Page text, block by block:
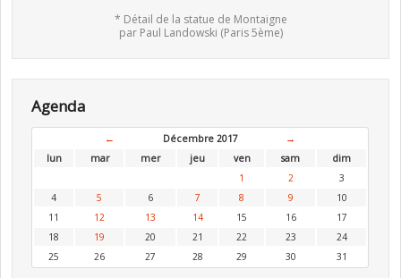
* Détail de la statue de Montaigne
par Paul Landowski (Paris 5ème)
Agenda
← Décembre 2017
→
lun
mar mer jeu ven sam
dim
1
2
3
4
5 6 7 8 9
10
11
12 13 14 15 16
17
18
19 20 21 22 23
24
25
26 27 28 29 30 31